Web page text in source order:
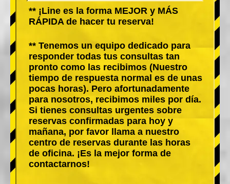
** ¡Line es la forma MEJOR y MÁS
RÁPIDA de hacer tu reserva!
** Tenemos un equipo dedicado para
responder todas tus consultas tan
pronto como las recibimos (Nuestro
tiempo de respuesta normal es de unas
pocas horas). Pero afortunadamente
para nosotros, recibimos miles por día.
Si tienes consultas urgentes sobre
reservas confirmadas para hoy y
mañana, por favor llama a nuestro
centro de reservas durante las horas
de oficina. ¡Es la mejor forma de
contactarnos!